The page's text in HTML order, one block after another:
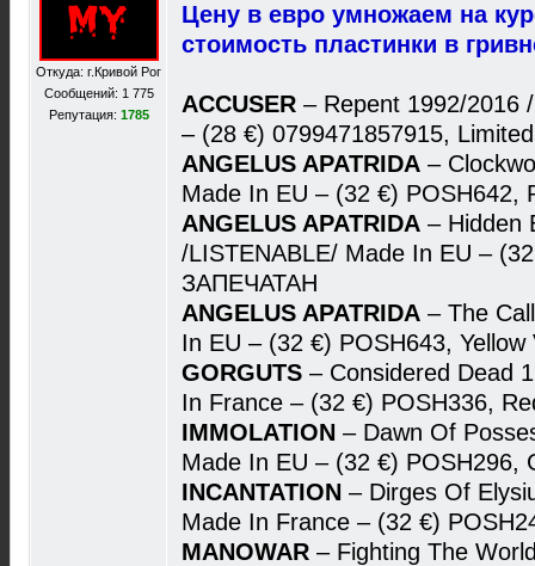
Откуда: г.Кривой Рог
Сообщений: 1 775
Репутация: 1785
Цену в евро умножаем на
стоимость пластинки в
ACCUSER – Repent 1992/2016
– (28 €) 0799471857915,
ANGELUS APATRIDA –
Made In EU – (32 €)
ANGELUS APATRIDA – Hidden
/LISTENABLE/ Made In EU –
ЗАПЕЧАТАН
ANGELUS APATRIDA – The
In EU – (32 €) POSH643,
GORGUTS – Considered Dead
In France – (32 €) POSH336,
IMMOLATION – Dawn Of
Made In EU – (32 €)
INCANTATION – Dirges Of
Made In France – (32 €)
MANOWAR – Fighting The